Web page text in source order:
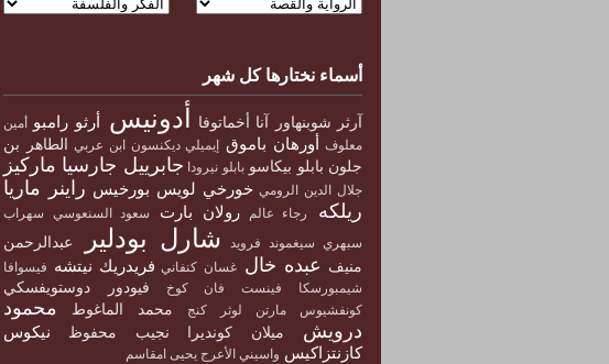
أسماء نختارها كل شهر
آرثر شوبنهاور آنا أخماتوفا أدونيس أرثو رامبو
أمين
معلوف أورهان باموق إيميلي ديكنسون ابن عربي
الطاهر بن
جلون بابلو بيكاسو بابلو نيرودا جابرييل جارسيا ماركيز
جلال الدين الرومي خورخي لويس بورخيس راينر ماريا
ريلكه
رجاء عالم رولان بارت سعود السنعوسي
سهراب
سبهري سيغموند فرويد شارل بودلير
عبدالرحمن
منيف عبده خال غسان كنفاني فريدريك نيتشه فيسوافا
شيمبورسكا
فينست فان كوخ فيودور دوستويفسكي
كونفشيوس مارتن لوثر كنج محمد الماغوط
محمود
درويش
ميلان كونديرا نجيب محفوظ
نيكوس
كازنتزاكيس واسيني الأعرج يحيى امقاسم